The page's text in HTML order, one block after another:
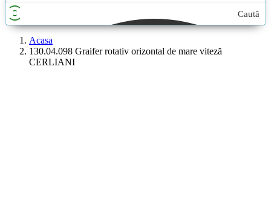
Caută
Acasa
130.04.098 Graifer rotativ orizontal de mare viteză
CERLIANI